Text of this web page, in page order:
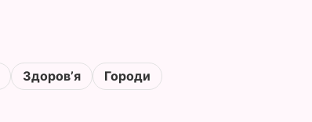
Здоровʼя Городи